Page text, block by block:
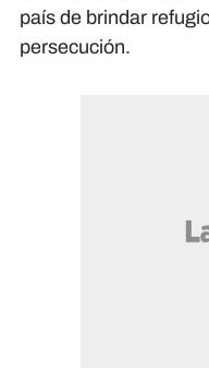
país de brindar
persecución.